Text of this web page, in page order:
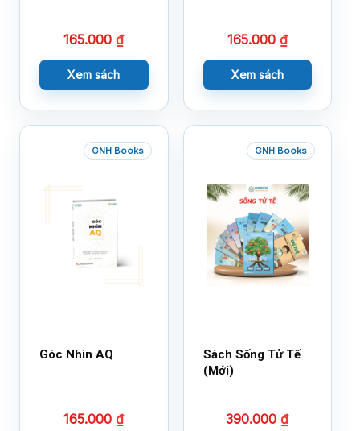
165.000₫
Xem sách
165.000 ₫
Xem sách
GNH Books
Góc Nhìn AQ
165.000₫
GNH Books
Sách Sống Tử Tế
(Mới)
390.000₫